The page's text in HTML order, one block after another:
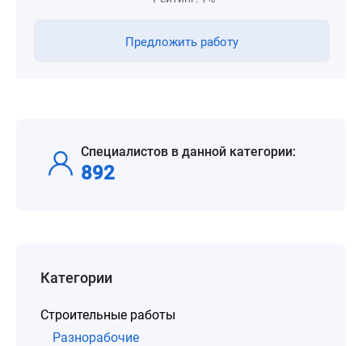
Предложить работу
Специалистов в данной категории:
892
Категории
Строительные работы
Разнорабочие